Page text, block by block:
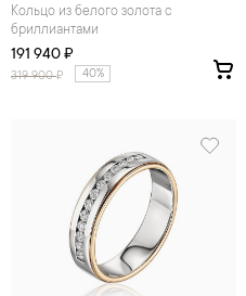
Кольцо из белого золота с
бриллиантами
191 940 ₽
319 900₽ 40%